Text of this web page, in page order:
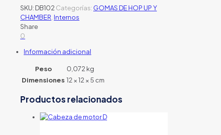
SKU: DB102 Categorías: GOMAS DE HOP UP Y
CHAMBER Internos
Share
0
Información adicional
Peso
0,072 kg
Dimensiones 12 × 12 × 5 cm
Productos relacionados